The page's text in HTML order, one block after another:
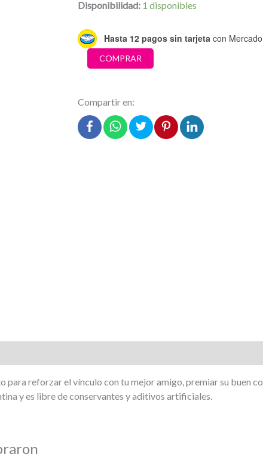
Disponibilidad: 1 disponibles
Hasta 12 pagos sin tarjeta con
Mon
Ami
saludable
75g
cantidad
COMPRAR
Compartir en:
para reforzar el vínculo con tu mejor amigo, premiar su buen
y es libre de conservantes y aditivos artificiales.